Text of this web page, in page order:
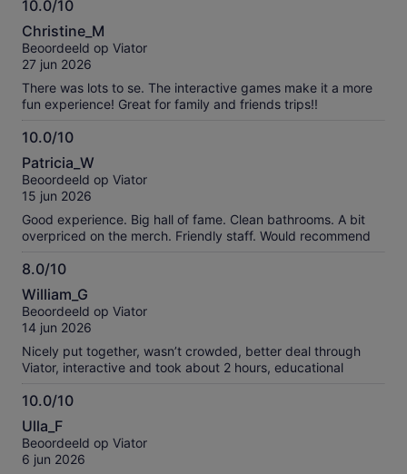
10.0/10
10.0
van
10
Christine_M
Beoordeeld op Viator
27 jun 2026
There was lots to se. The interactive games make it a more
fun experience! Great for family and friends trips!!
10.0/10
10.0
van
10
Patricia_W
Beoordeeld op Viator
15 jun 2026
Good experience. Big hall of fame. Clean bathrooms. A bit
overpriced on the merch. Friendly staff. Would recommend
8.0/10
8.0
van
10
William_G
Beoordeeld op Viator
14 jun 2026
Nicely put together, wasn’t crowded, better deal through
Viator, interactive and took about 2 hours, educational
10.0/10
10.0
van
10
Ulla_F
Beoordeeld op Viator
6 jun 2026